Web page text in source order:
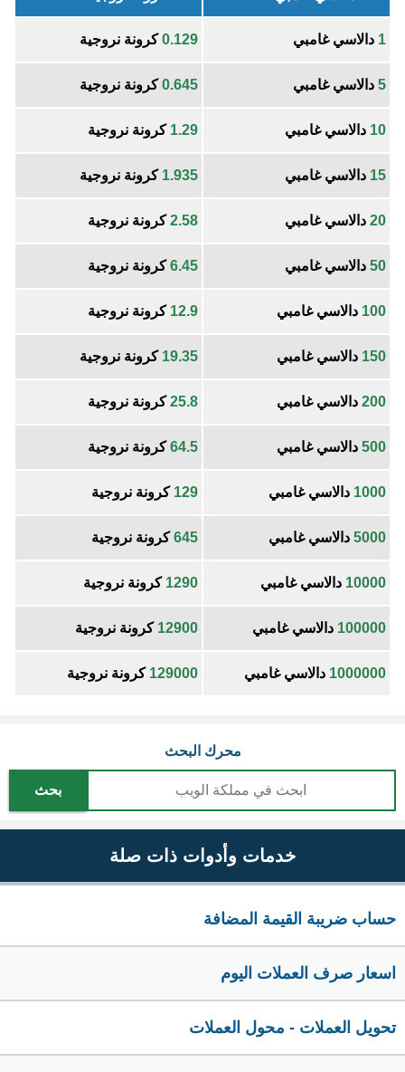
1 دالاسي غامبي 0.129كرونة نروجية
5 دالاسي غامبي 0.645كرونة نروجية
10 دالاسي غامبي 1.29 كرونة نروجية
15 دالاسي غامبي 1.935 كرونة نروجية
20 دالاسي غامبي 2.58كرونة نروجية
50 دالاسي غامبي 6.45كرونة نروجية
100 دالاسي غامبي 12.9 كرونة نروجية
150 دالاسي غامبي 19.35 كرونة نروجية
200 دالاسي غامبي 25.8كرونة نروجية
500 دالاسي غامبي 64.5كرونة نروجية
1000 دالاسي غامبي 129 كرونة نروجية
5000 دالاسي غامبي 645كرونة نروجية
10000 دالاسي غامبي 1290 كرونة نروجية
100000 دالاسي غامبي 12900 كرونة نروجية
1000000 دالاسي غامبي 129000 كرونة نروجية
محرك البحث
بحث
خدمات وأدوات ذات صلة
حساب ضريبة القيمة المضافة
اسعار صرف العملات اليوم
تحويل العملات - محول العملات